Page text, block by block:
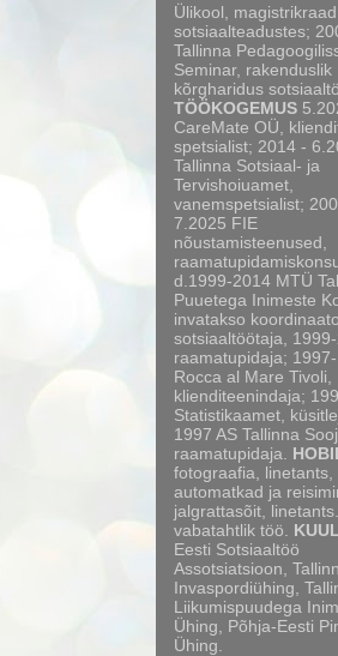
Ülikool, magistrikraad
sotsiaalteadustes;
Tallinna
Seminar, rakenduslik
kõrgharidus
TÖÖKOGEMUS
CareMate OÜ,
spetsialist; 2014 -
Tallinna Sotsiaal- ja
Tervishoiuamet,
vanemspetsialist;
7.2025 FIE
nõustamisteenused,
d.1999-2014 MTÜ
Puuetega Inimeste
invatakso
sotsiaaltöötaja,
raamatupidaja;
Rocca al Mare Tivoli,
klienditeenindaja;
Statistikaamet,
1997 AS Tallinna
raamatupidaja.
fotograafia, linetants,
automatkad ja
jalgrattasõit,
vabatahtlik töö.
Eesti Sotsiaaltöö
Assotsiatsioon,
Invaspordiühing,
Liikumispuudega
Ühing, Põhja-Eesti
Ühing.